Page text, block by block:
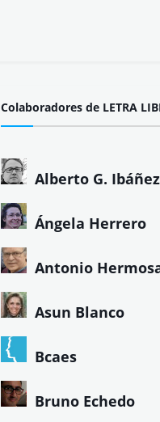
Colaboradores de LETRA
Alberto G. Ibáñez
Ángela Herrero
Antonio
Asun Blanco
Bcaes
Bruno Echedo